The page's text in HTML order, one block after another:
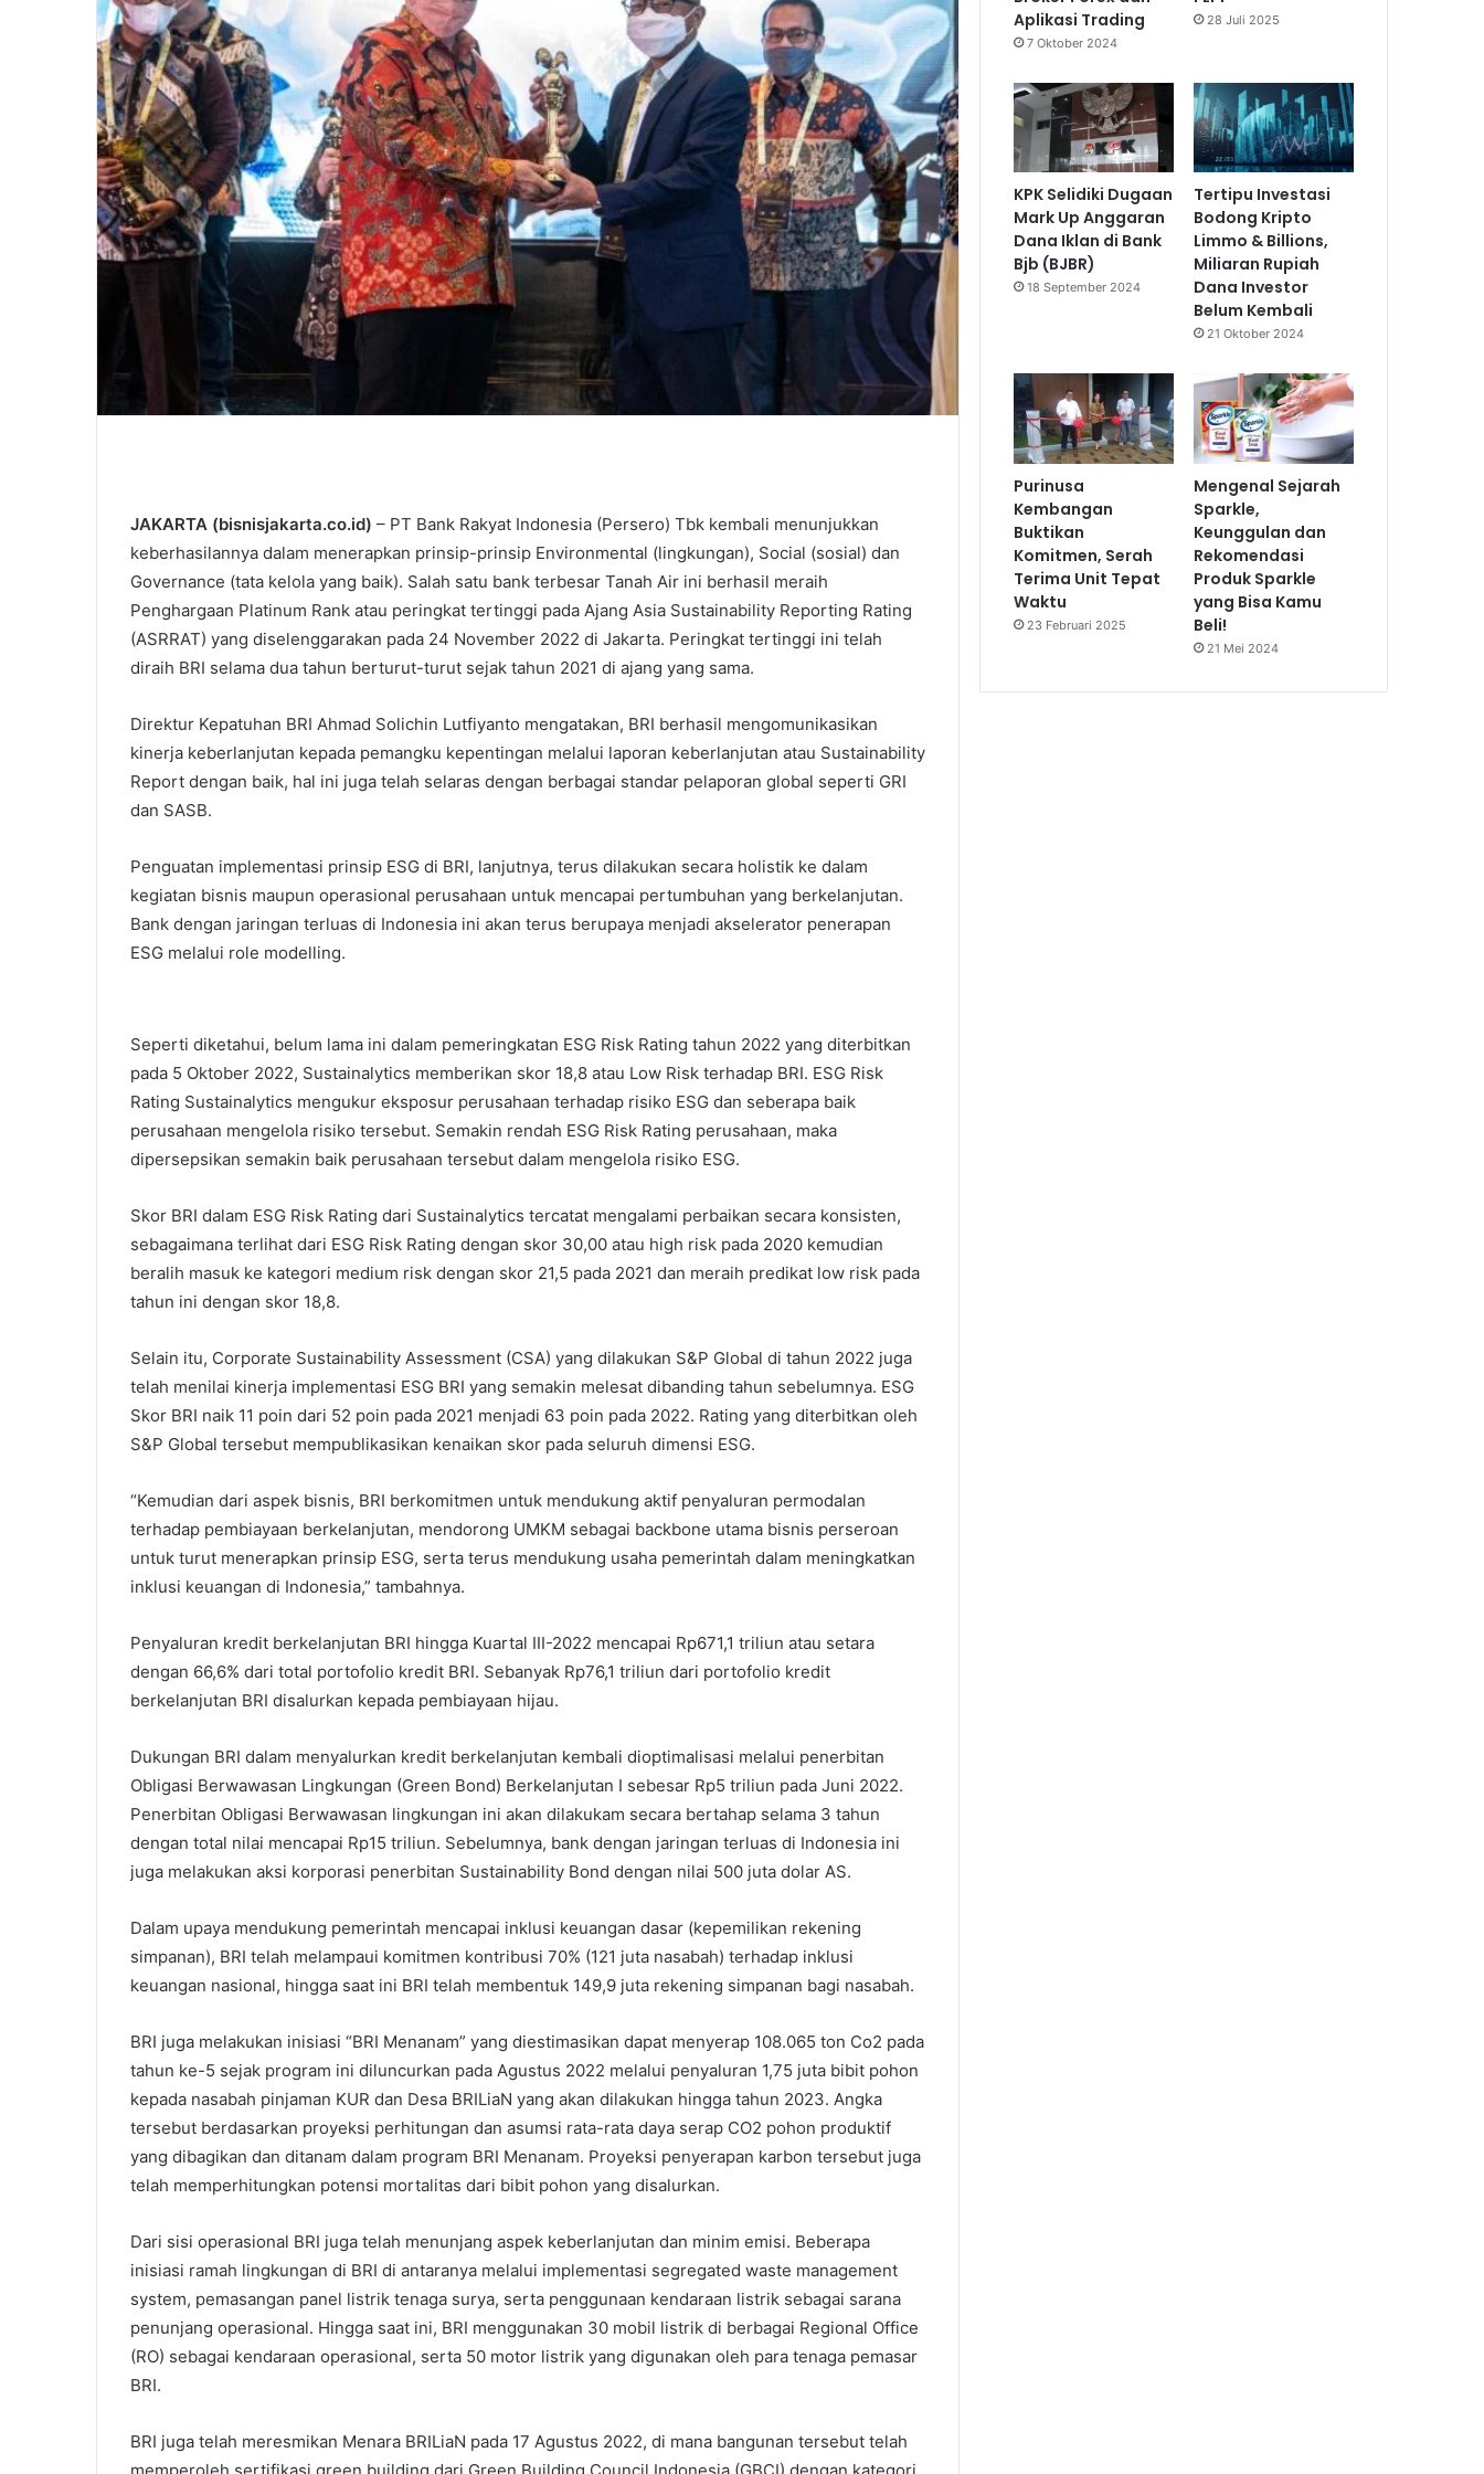
JAKARTA (bisnisjakarta.co.id) – PT Bank Rakyat Indonesia (Persero) Tbk kembali menunjukkan
keberhasilannya dalam menerapkan prinsip-prinsip Environmental (lingkungan), Social (sosial) dan
Governance (tata kelola yang baik). Salah satu bank terbesar Tanah Air ini berhasil meraih
Penghargaan Platinum Rank atau peringkat tertinggi pada Ajang Asia Sustainability Reporting Rating
(ASRRAT) yang diselenggarakan pada 24 November 2022 di Jakarta. Peringkat tertinggi ini telah
diraih BRI selama dua tahun berturut-turut sejak tahun 2021 di ajang yang sama.
Direktur Kepatuhan BRI Ahmad Solichin Lutfiyanto mengatakan, BRI berhasil mengomunikasikan
kinerja keberlanjutan kepada pemangku kepentingan melalui laporan keberlanjutan atau Sustainability
Report dengan baik, hal ini juga telah selaras dengan berbagai standar pelaporan global seperti GRI
dan SASB.
Penguatan implementasi prinsip ESG di BRI, lanjutnya, terus dilakukan secara holistik ke dalam
kegiatan bisnis maupun operasional perusahaan untuk mencapai pertumbuhan yang berkelanjutan.
Bank dengan jaringan terluas di Indonesia ini akan terus berupaya menjadi akselerator penerapan
ESG melalui role modelling.
Seperti diketahui, belum lama ini dalam pemeringkatan ESG Risk Rating tahun 2022 yang diterbitkan
pada 5 Oktober 2022, Sustainalytics memberikan skor 18,8 atau Low Risk terhadap BRI. ESG Risk
Rating Sustainalytics mengukur eksposur perusahaan terhadap risiko ESG dan seberapa baik
perusahaan mengelola risiko tersebut. Semakin rendah ESG Risk Rating perusahaan, maka
dipersepsikan semakin baik perusahaan tersebut dalam mengelola risiko ESG.
Skor BRI dalam ESG Risk Rating dari Sustainalytics tercatat mengalami perbaikan secara konsisten,
sebagaimana terlihat dari ESG Risk Rating dengan skor 30,00 atau high risk pada 2020 kemudian
beralih masuk ke kategori medium risk dengan skor 21,5 pada 2021 dan meraih predikat low risk pada
tahun ini dengan skor 18,8.
Selain itu, Corporate Sustainability Assessment (CSA) yang dilakukan S&P Global di tahun 2022 juga
telah menilai kinerja implementasi ESG BRI yang semakin melesat dibanding tahun sebelumnya. ESG
Skor BRI naik 11 poin dari 52 poin pada 2021 menjadi 63 poin pada 2022. Rating yang diterbitkan oleh
S&P Global tersebut mempublikasikan kenaikan skor pada seluruh dimensi ESG.
“Kemudian dari aspek bisnis, BRI berkomitmen untuk mendukung aktif penyaluran permodalan
terhadap pembiayaan berkelanjutan, mendorong UMKM sebagai backbone utama bisnis perseroan
untuk turut menerapkan prinsip ESG, serta terus mendukung usaha pemerintah dalam meningkatkan
inklusi keuangan di Indonesia,” tambahnya.
Penyaluran kredit berkelanjutan BRI hingga Kuartal III-2022 mencapai Rp671,1 triliun atau setara
dengan 66,6% dari total portofolio kredit BRI. Sebanyak Rp76,1 triliun dari portofolio kredit
berkelanjutan BRI disalurkan kepada pembiayaan hijau.
Dukungan BRI dalam menyalurkan kredit berkelanjutan kembali dioptimalisasi melalui penerbitan
Obligasi Berwawasan Lingkungan (Green Bond) Berkelanjutan I sebesar Rp5 triliun pada Juni 2022.
Penerbitan Obligasi Berwawasan lingkungan ini akan dilakukam secara bertahap selama 3 tahun
dengan total nilai mencapai Rp15 triliun. Sebelumnya, bank dengan jaringan terluas di Indonesia ini
juga melakukan aksi korporasi penerbitan Sustainability Bond dengan nilai 500 juta dolar AS.
Dalam upaya mendukung pemerintah mencapai inklusi keuangan dasar (kepemilikan rekening
simpanan), BRI telah melampaui komitmen kontribusi 70% (121 juta nasabah) terhadap inklusi
keuangan nasional, hingga saat ini BRI telah membentuk 149,9 juta rekening simpanan bagi nasabah.
BRI juga melakukan inisiasi “BRI Menanam” yang diestimasikan dapat menyerap 108.065 ton Co2 pada
tahun ke-5 sejak program ini diluncurkan pada Agustus 2022 melalui penyaluran 1,75 juta bibit pohon
kepada nasabah pinjaman KUR dan Desa BRILiaN yang akan dilakukan hingga tahun 2023. Angka
tersebut berdasarkan proyeksi perhitungan dan asumsi rata-rata daya serap CO2 pohon produktif
yang dibagikan dan ditanam dalam program BRI Menanam. Proyeksi penyerapan karbon tersebut juga
telah memperhitungkan potensi mortalitas dari bibit pohon yang disalurkan.
Dari sisi operasional BRI juga telah menunjang aspek keberlanjutan dan minim emisi. Beberapa
inisiasi ramah lingkungan di BRI di antaranya melalui implementasi segregated waste management
system, pemasangan panel listrik tenaga surya, serta penggunaan kendaraan listrik sebagai sarana
penunjang operasional. Hingga saat ini, BRI menggunakan 30 mobil listrik di berbagai Regional Office
(RO) sebagai kendaraan operasional, serta 50 motor listrik yang digunakan oleh para tenaga pemasar
BRI.
BRI juga telah meresmikan Menara BRILiaN pada 17 Agustus 2022, di mana bangunan tersebut telah
Aplikasi Trading
7 Oktober 2024
28 Juli 2025
KPK Selidiki Dugaan
Mark Up Anggaran
Dana Iklan di Bank
Bjb (BJBR)
18 September 2024
Tertipu Investasi
Bodong Kripto
Limmo & Billions,
Miliaran Rupiah
Dana Investor
Belum Kembali
21 Oktober 2024
Purinusa
Kembangan
Buktikan
Komitmen, Serah
Terima Unit Tepat
Waktu
23 Februari 2025
Mengenal Sejarah
Sparkle,
Keunggulan dan
Rekomendasi
Produk Sparkle
yang Bisa Kamu
Beli!
21 Mei 2024